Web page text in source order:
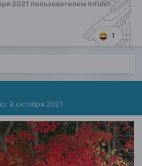
2021 пользователем Infidel
1
9 октября 2021